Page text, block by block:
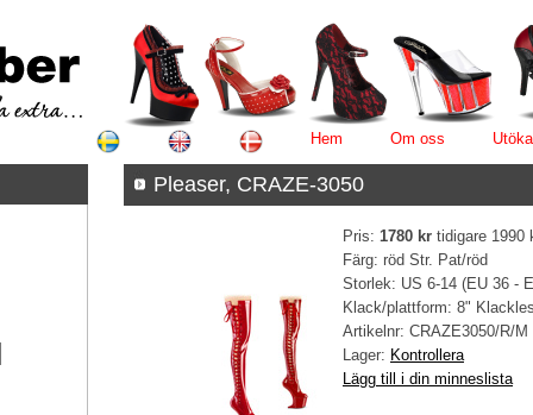
Hem Om oss
Pleaser, CRAZE-3050
Pris: 1780 kr tidigare 1990
Färg: röd Str. Pat/röd
Storlek: US 6-14 (EU 36 -
Klack/plattform: 8"
Artikelnr: CRAZE3050/R/M
Lager: Kontrollera
Lägg till i din minneslista